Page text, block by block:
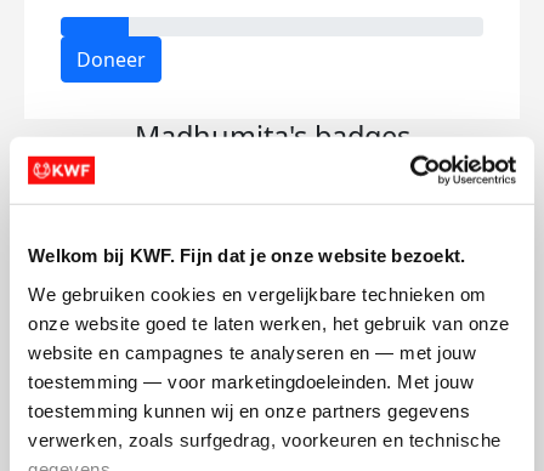
Welkom bij KWF. Fijn dat je onze website bezoekt.
We gebruiken cookies en vergelijkbare technieken om
onze website goed te laten werken, het gebruik van onze
website en campagnes te analyseren en — met jouw
toestemming — voor marketingdoeleinden. Met jouw
toestemming kunnen wij en onze partners gegevens
verwerken, zoals surfgedrag, voorkeuren en technische
Doneer
Madhumita's badges